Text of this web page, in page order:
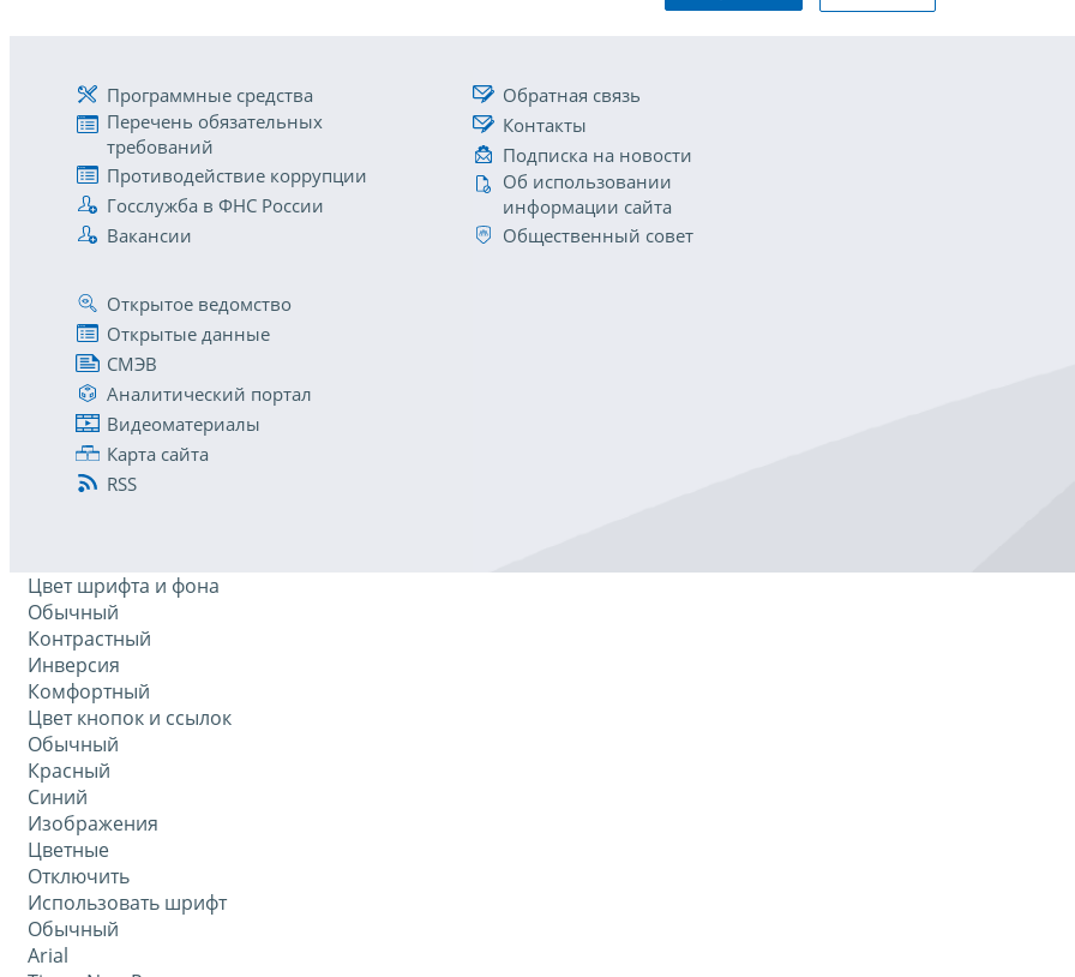
Программные средства
Перечень обязательных
требований
Противодействие коррупции
Госслужба в ФНС России
Вакансии
Обратная связь
Контакты
Подписка на новости
Об использовании
информации сайта
Общественный совет
Открытое ведомство
Открытые данные
СМЭВ
Аналитический портал
Видеоматериалы
Карта сайта
RSS
Цвет шрифта и фона
Обычный
Контрастный
Инверсия
Комфортный
Цвет кнопок и ссылок
Обычный
Красный
Синий
Изображения
Цветные
Отключить
Использовать шрифт
Обычный
Arial